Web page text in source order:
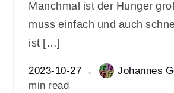
Manchmal ist der Hunger
muss einfach und auch
ist […]
2023-10-27 Johannes
min read